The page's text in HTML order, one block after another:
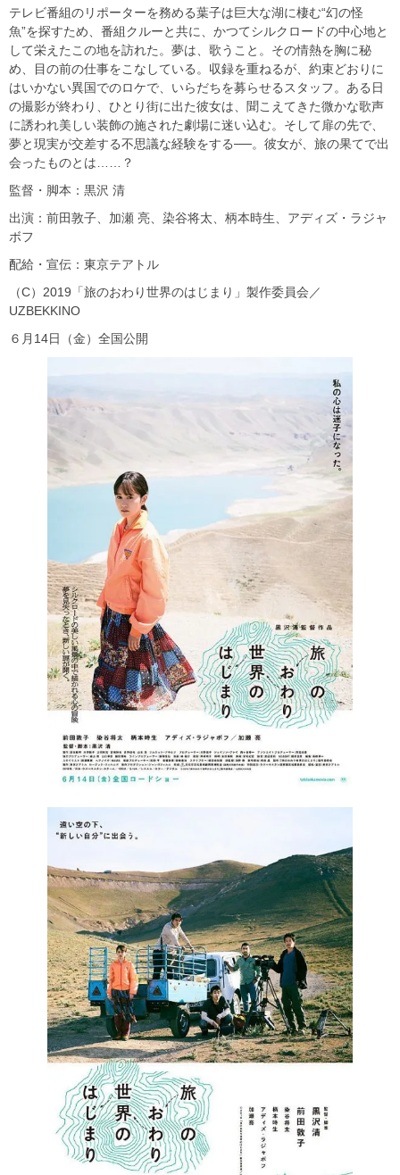
テレビ番組のリポーターを務める葉子は巨大な湖に棲む“幻の怪
魚”を探すため、番組クルーと共に、かつてシルクロードの中心地と
して栄えたこの地を訪れた。夢は、歌うこと。その情熱を胸に秘
め、目の前の仕事をこなしている。収録を重ねるが、約束どおりに
はいかない異国でのロケで、いらだちを募らせるスタッフ。ある日
の撮影が終わり、ひとり街に出た彼女は、聞こえてきた微かな歌声
に誘われ美しい装飾の施された劇場に迷い込む。そして扉の先で、
夢と現実が交差する不思議な経験をする──。彼女が、旅の果てで出
会ったものとは……？
監督・脚本：黒沢 清
出演：前田敦子、加瀬 亮、染谷将太、柄本時生、アディズ・ラジャ
ボフ
配給・宣伝：東京テアトル
（C）2019「旅のおわり世界のはじまり」製作委員会／
UZBEKKINO
６月14日（金）全国公開